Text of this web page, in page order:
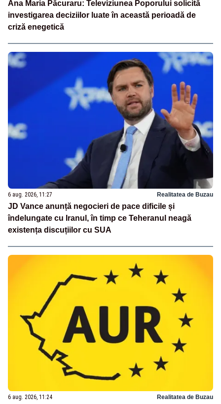
Ana Maria Păcuraru: Televiziunea Poporului solicită
investigarea deciziilor luate în această perioadă de
criză enegetică
6 aug. 2026, 11:27 Realitatea de Buzau
JD Vance anunță negocieri de pace dificile și
îndelungate cu Iranul, în timp ce Teheranul neagă
existența discuțiilor cu SUA
6 aug. 2026, 11:24 Realitatea de Buzau